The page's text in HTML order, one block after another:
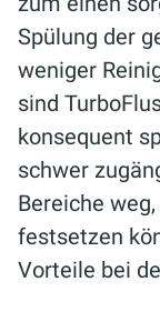
Spülung der
weniger
sind
konsequent
schwer
Bereiche
festsetzen
Vorteile bei